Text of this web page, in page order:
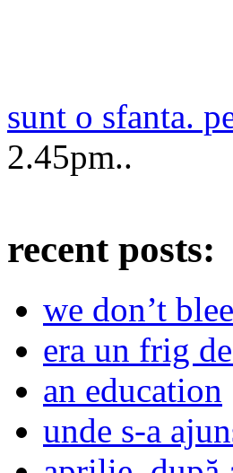
sunt o sfanta.
2.45pm..
recent posts:
we don’t
era un frig
an education
unde s-a